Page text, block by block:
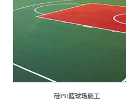
硅PU篮球场施工